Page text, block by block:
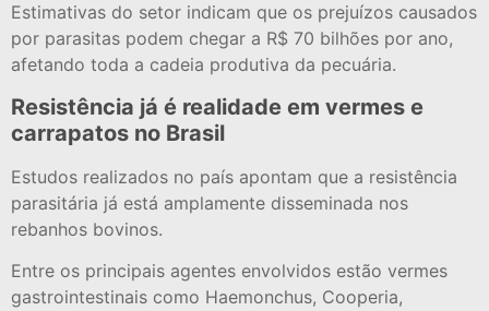
Estimativas do setor indicam que os prejuízos causados
por parasitas podem chegar a R$ 70 bilhões por ano,
afetando toda a cadeia produtiva da pecuária.
Resistência já é realidade em vermes e
carrapatos no Brasil
Estudos realizados no país apontam que a resistência
parasitária já está amplamente disseminada nos
rebanhos bovinos.
Entre os principais agentes envolvidos estão vermes
gastrointestinais como Haemonchus, Cooperia,